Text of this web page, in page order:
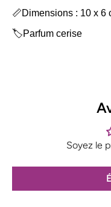
📏Dimensions : 10 x 6
🏷️Parfum cerise
Soyez le